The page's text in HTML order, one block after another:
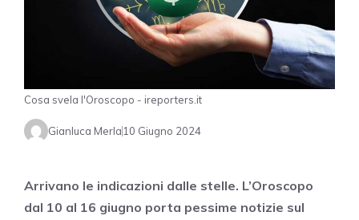
Cosa svela l'Oroscopo - ireporters.it
Gianluca Merla 10 Giugno 2024
Arrivano le indicazioni dalle stelle. L’Oroscopo
dal 10 al 16 giugno porta pessime notizie sul